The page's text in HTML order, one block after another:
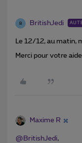
B BritishJedi
Le 12/12, au matin,
Merci pour votre
Maxime R
@BritishJedi,